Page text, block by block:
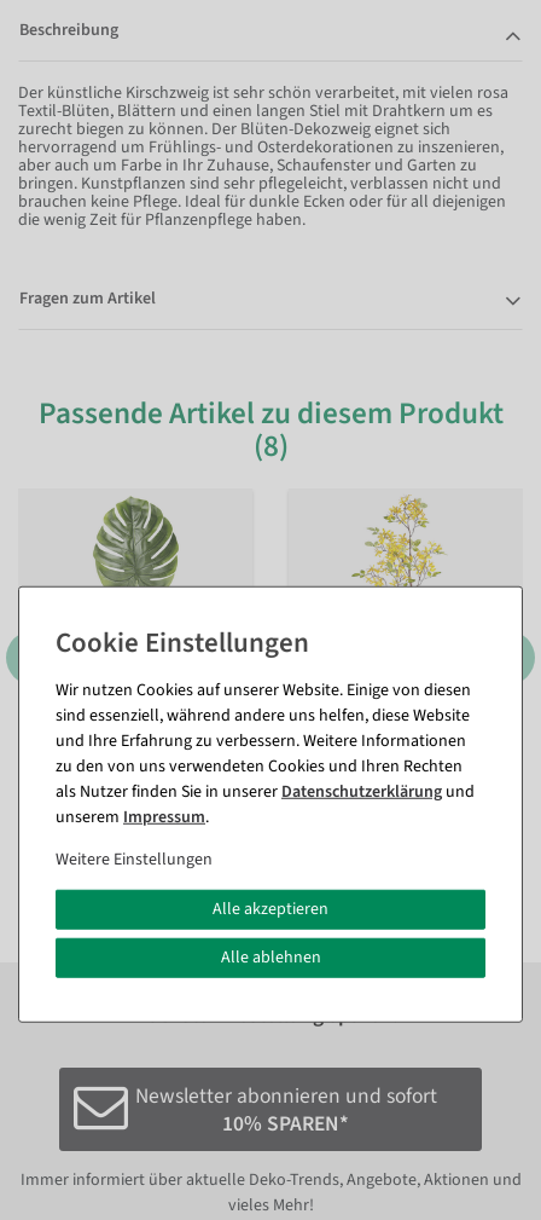
Beschreibung
Der künstliche Kirschzweig ist sehr schön verarbeitet, mit vielen rosa
Textil-Blüten, Blättern und einen langen Stiel mit Drahtkern um es
zurecht biegen zu können. Der Blüten-Dekozweig eignet sich
hervorragend um Frühlings- und Osterdekorationen zu inszenieren,
aber auch um Farbe in Ihr Zuhause, Schaufenster und Garten zu
bringen. Kunstpflanzen sind sehr pflegeleicht, verblassen nicht und
brauchen keine Pflege. Ideal für dunkle Ecken oder für all diejenigen
die wenig Zeit für Pflanzenpflege haben.
Fragen zum Artikel
Passende Artikel zu diesem Produkt
(8)
XXL Monstera-Kunstblatt
130 cm
Sofort versandfähig.
29,69 €
24,95 EUR zzgl. ges. MwSt.
Künstlicher Forsythienzweig
gelb, 95 cm
Sofort versandfähig.
nächsten Bestellung sparen.*
Newsletter abonnieren und sofort
10% SPAREN*
Immer informiert über aktuelle Deko-Trends, Angebote, Aktionen und
vieles Mehr!
Wir nutzen Cookies auf unserer Website. Einige von diesen
sind essenziell, während andere uns helfen, diese Website
und Ihre Erfahrung zu verbessern. Weitere Informationen
zu den von uns verwendeten Cookies und Ihren Rechten
als Nutzer finden Sie in unsererDaten­schutz­erklärung und
unserem Impressum.
Weitere Einstellungen
Alle akzeptieren
Alle ablehnen